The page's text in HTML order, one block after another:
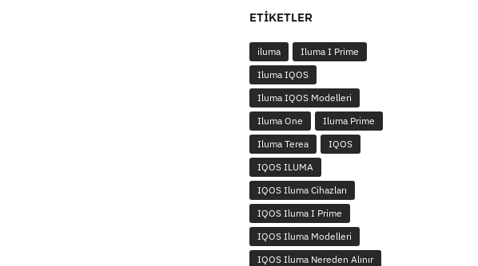
ETIKETLER
iluma
Iluma I Prime
Iluma IQOS
Iluma IQOS Modelleri
Iluma One
Iluma Prime
Iluma Terea
IQOS
IQOS ILUMA
IQOS Iluma Cihazları
IQOS Iluma I Prime
IQOS Iluma Modelleri
IQOS Iluma Nereden Alınır